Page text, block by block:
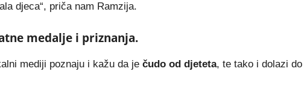
djeca“, priča nam Ramzija.
medalje i priznanja.
mediji poznaju i kažu da je čudo od djeteta, te tako i dolazi do